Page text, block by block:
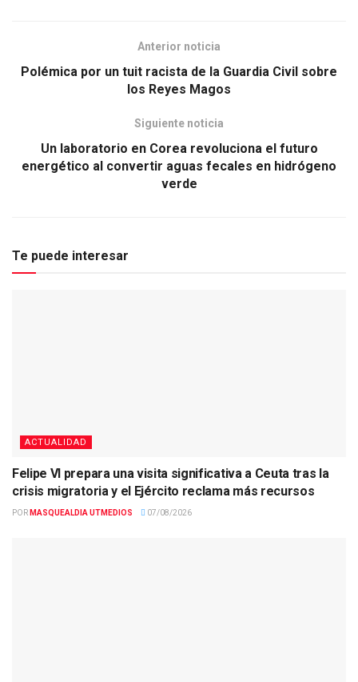
Anterior noticia
Polémica por un tuit racista de la Guardia Civil sobre
los Reyes Magos
Siguiente noticia
Un laboratorio en Corea revoluciona el futuro
energético al convertir aguas fecales en hidrógeno
verde
Te puede interesar
ACTUALIDAD
Felipe VI prepara una visita significativa a Ceuta tras la
crisis migratoria y el Ejército reclama más recursos
POR MASQUEALDIA UTMEDIOS 07/08/2026